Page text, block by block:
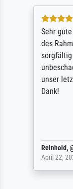
Sehr
des
sorgfältig
unser
Dank!
Reinhold,
April 22,